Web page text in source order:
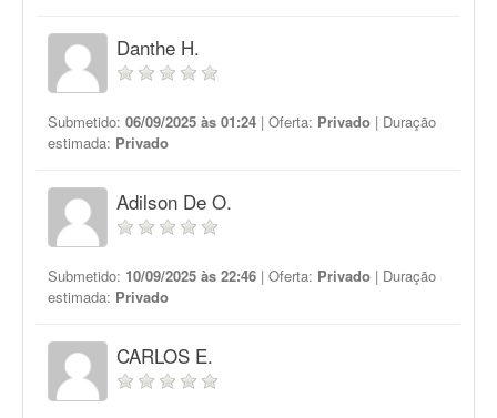
Danthe H.
Submetido: 06/09/2025 às 01:24 | Oferta: Privado | Duração
estimada: Privado
Adilson De O.
Submetido: 10/09/2025 às 22:46 | Oferta: Privado | Duração
estimada: Privado
CARLOS E.